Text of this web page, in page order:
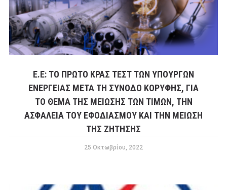
Ε.Ε: ΤΟ ΠΡΏΤΟ ΚΡΑΣ ΤΕΣΤ ΤΩΝ ΥΠΟΥΡΓΏΝ
ΕΝΈΡΓΕΙΑΣ ΜΕΤΆ ΤΗ ΣΎΝΟΔΟ ΚΟΡΥΦΉΣ, ΓΙΑ
ΤΟ ΘΈΜΑ ΤΗΣ ΜΕΊΩΣΗΣ ΤΩΝ ΤΙΜΏΝ, ΤΗΝ
ΑΣΦΆΛΕΙΑ ΤΟΥ ΕΦΟΔΙΑΣΜΟΎ ΚΑΙ ΤΗΝ ΜΕΊΩΣΗ
ΤΗΣ ΖΉΤΗΣΗΣ
25 Οκτωβρίου, 2022